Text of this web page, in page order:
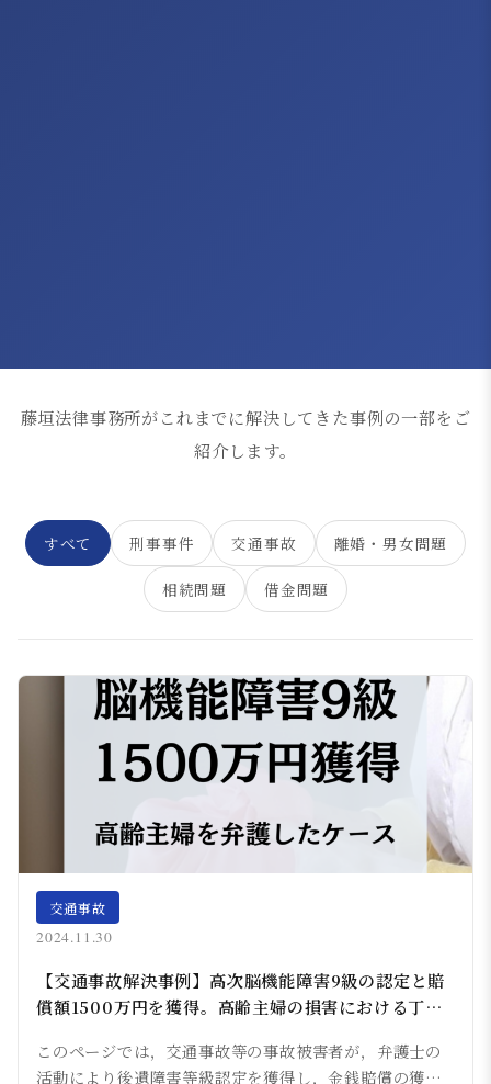
藤垣法律事務所がこれまでに解決してきた事例の一部をご
紹介します。
すべて 刑事事件 交通事故 離婚・男女問題
相続問題 借金問題
交通事故
2024.11.30
【交通事故解決事例】高次脳機能障害9級の認定と賠
償額1500万円を獲得。高齢主婦の損害における丁寧
このページでは，交通事故等の事故被害者が，弁護士の
活動により後遺障害等級認定を獲得し，金銭賠償の獲